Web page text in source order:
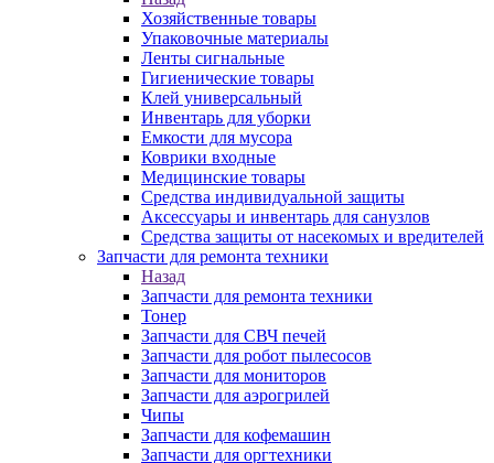
Хозяйственные товары
Упаковочные материалы
Ленты сигнальные
Гигиенические товары
Клей универсальный
Инвентарь для уборки
Емкости для мусора
Коврики входные
Медицинские товары
Средства индивидуальной защиты
Аксессуары и инвентарь для санузлов
Средства защиты от насекомых и вредителей
Запчасти для ремонта техники
Назад
Запчасти для ремонта техники
Тонер
Запчасти для СВЧ печей
Запчасти для робот пылесосов
Запчасти для мониторов
Запчасти для аэрогрилей
Чипы
Запчасти для кофемашин
Запчасти для оргтехники